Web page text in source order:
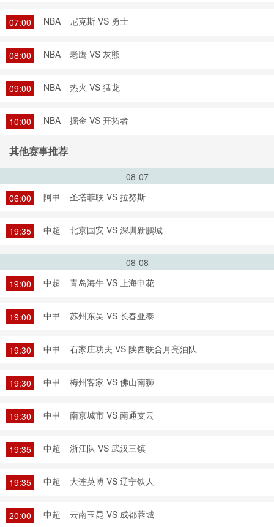
07:00 NBA 尼克斯 VS 勇士
08:00 NBA 老鹰 VS 灰熊
09:00 NBA 热火 VS 猛龙
10:00 NBA 掘金 VS 开拓者
其他赛事推荐
08-07
06:00
阿甲 圣塔菲联 VS 拉努斯
19:35 中超 北京国安 VS 深圳新鹏城
08-08
19:00
中超 青岛海牛 VS 上海申花
19:00 中甲 苏州东吴 VS 长春亚泰
19:30 中甲 石家庄功夫 VS 陕西联合月亮泊队
19:30 中甲 梅州客家 VS 佛山南狮
19:30 中甲 南京城市 VS 南通支云
19:35 中超 浙江队 VS 武汉三镇
19:35 中超 大连英博 VS 辽宁铁人
20:00 中超 云南玉昆 VS 成都蓉城